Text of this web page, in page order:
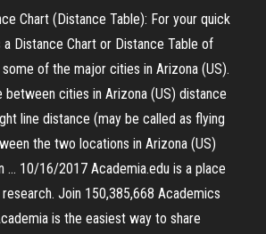
Chart (Distance Table): For your quick
Distance Chart or Distance Table of
of the major cities in Arizona (US).
between cities in Arizona (US) distance
line distance (may be called as flying
the two locations in Arizona (US)
… 10/16/2017 Academia.edu is a place
Join 150,385,668 Academics
is the easiest way to share